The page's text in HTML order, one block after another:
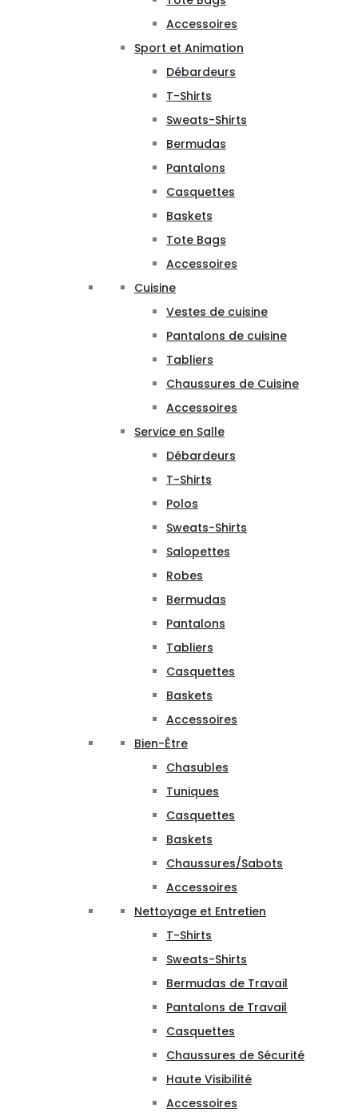
Accessoires
Sport et Animation
Débardeurs
T-Shirts
Sweats-Shirts
Bermudas
Pantalons
Casquettes
Baskets
Tote Bags
Accessoires
Cuisine
Vestes de cuisine
Pantalons de cuisine
Tabliers
Chaussures de Cuisine
Accessoires
Service en Salle
Débardeurs
T-Shirts
Polos
Sweats-Shirts
Salopettes
Robes
Bermudas
Pantalons
Tabliers
Casquettes
Baskets
Accessoires
Bien-Être
Chasubles
Tuniques
Casquettes
Baskets
Chaussures/Sabots
Accessoires
Nettoyage et Entretien
T-Shirts
Sweats-Shirts
Bermudas de Travail
Pantalons de Travail
Casquettes
Chaussures de Sécurité
Haute Visibilité
Accessoires